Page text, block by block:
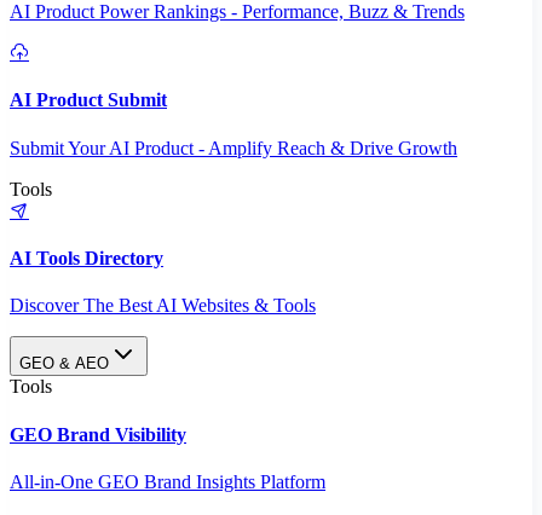
AI Product Power Rankings - Performance, Buzz & Trends
AI Product Submit
Submit Your AI Product - Amplify Reach & Drive Growth
Tools
AI Tools Directory
Discover The Best AI Websites & Tools
GEO & AEO
Tools
GEO Brand Visibility
All-in-One GEO Brand Insights Platform